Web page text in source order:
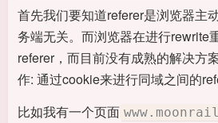
首先我们要知道referer是浏览器主
务端无关。而浏览器在进行rewrite
referer，而目前没有成熟的解决方
作: 通过cookie来进行同域之间的
比如我有一个页面